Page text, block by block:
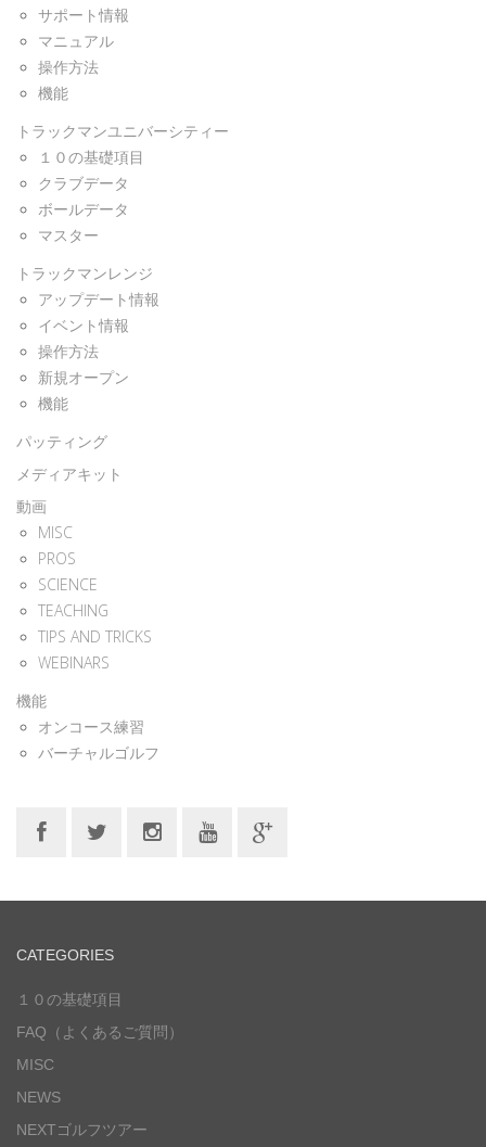
サポート情報
マニュアル
操作方法
機能
トラックマンユニバーシティー
１０の基礎項目
クラブデータ
ボールデータ
マスター
トラックマンレンジ
アップデート情報
イベント情報
操作方法
新規オープン
機能
パッティング
メディアキット
動画
MISC
PROS
SCIENCE
TEACHING
TIPS AND TRICKS
WEBINARS
機能
オンコース練習
バーチャルゴルフ
CATEGORIES
１０の基礎項目
FAQ（よくあるご質問）
MISC
NEWS
NEXTゴルフツアー